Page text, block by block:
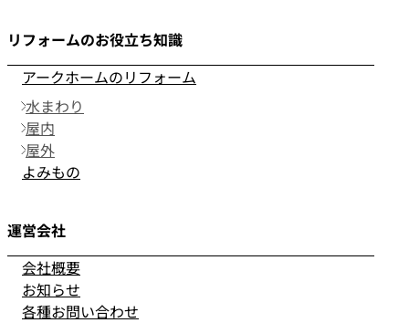
リフォームのお役立ち知識
アークホームのリフォーム
水まわり
屋内
屋外
よみもの
運営会社
会社概要
お知らせ
各種お問い合わせ